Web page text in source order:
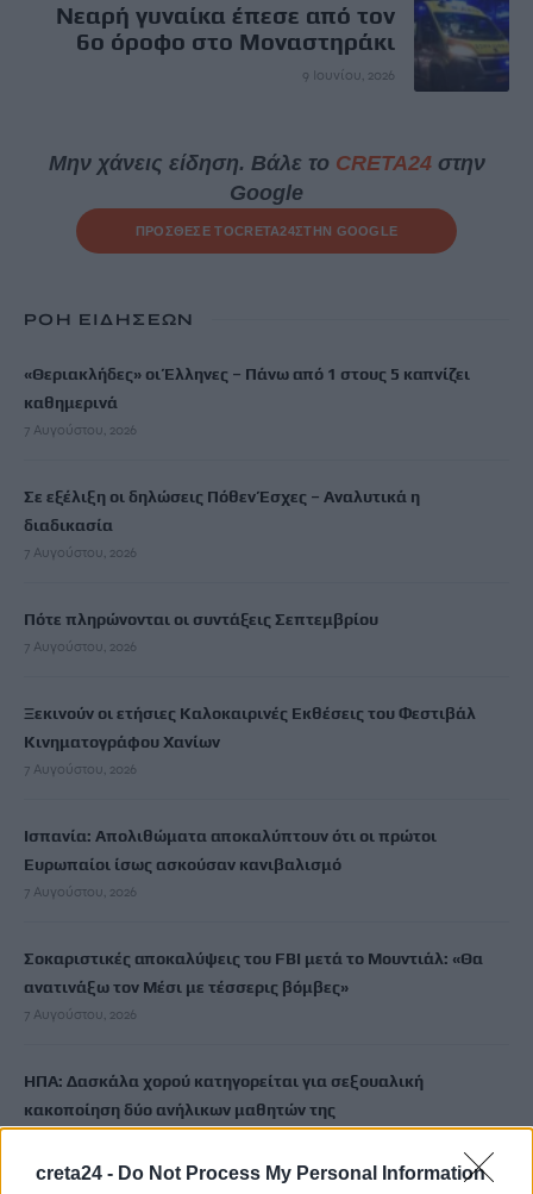
creta24 - Do Not Process My Personal Information
Νεαρή γυναίκα έπεσε από τον
6ο όροφο στο Μοναστηράκι
9 Ιουνίου, 2026
Μην χάνεις είδηση. Βάλε το CRETA24στην
Google
ΠΡΟΣΘΕΣΕ ΤΟCRETA24ΣΤΗΝ GOOGLE
ΡΟΗ ΕΙΔΗΣΕΩΝ
«Θεριακλήδες» οι Έλληνες – Πάνω από 1 στους 5 καπνίζει
καθημερινά
7 Αυγούστου, 2026
Σε εξέλιξη οι δηλώσεις Πόθεν Έσχες – Αναλυτικά η
διαδικασία
7 Αυγούστου, 2026
Πότε πληρώνονται οι συντάξεις Σεπτεμβρίου
7 Αυγούστου, 2026
Ξεκινούν οι ετήσιες Καλοκαιρινές Εκθέσεις του Φεστιβάλ
Κινηματογράφου Χανίων
7 Αυγούστου, 2026
Ισπανία: Απολιθώματα αποκαλύπτουν ότι οι πρώτοι
Ευρωπαίοι ίσως ασκούσαν κανιβαλισμό
7 Αυγούστου, 2026
Σοκαριστικές αποκαλύψεις του FBI μετά το Μουντιάλ: «Θα
ανατινάξω τον Μέσι με τέσσερις βόμβες»
7 Αυγούστου, 2026
ΗΠΑ: Δασκάλα χορού κατηγορείται για σεξουαλική
κακοποίηση δύο ανήλικων μαθητών της